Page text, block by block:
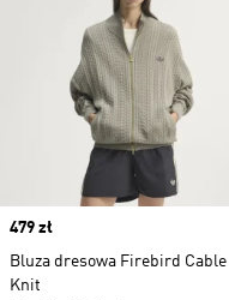
Price
479 zł
Bluza dresowa Firebird Cable
Knit